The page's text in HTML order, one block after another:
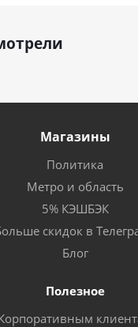
Магазины
Политика
Метро и область
5% КЭШБЭК
скидок в
Блог
Полезное